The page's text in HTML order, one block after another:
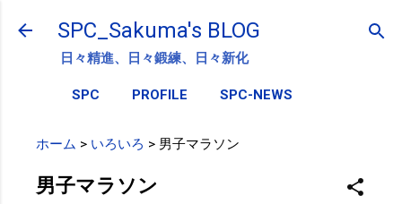
スキップしてメイン コンテンツに移動
SPC_Sakuma's BLOG
日々精進、日々鍛練、日々新化
SPC PROFILE SPC-NEWS
ホーム > いろいろ > 男子マラソン
男子マラソン